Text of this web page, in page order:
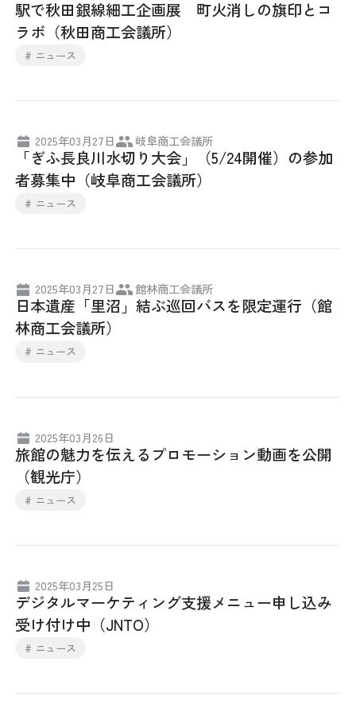
駅で秋田銀線細工企画展 町火消しの旗印とコ
ラボ（秋田商工会議所）
# ニュース
2025年03月27日 岐阜商工会議所
「ぎふ長良川水切り大会」（5/24開催）の参加
者募集中（岐阜商工会議所）
# ニュース
2025年03月27日 館林商工会議所
日本遺産「里沼」結ぶ巡回バスを限定運行（館
林商工会議所）
# ニュース
2025年03月26日
旅館の魅力を伝えるプロモーション動画を公開
（観光庁）
# ニュース
2025年03月25日
デジタルマーケティング支援メニュー申し込み
受け付け中（JNTO）
# ニュース